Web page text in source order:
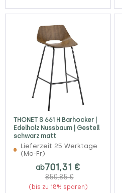
THONET S 661 H Barhocker |
Edelholz Nussbaum | Gestell
schwarz matt
Lieferzeit 25 Werktage
(Mo-Fr)
ab701,31 €
850,85 €
(bis zu 18% sparen)